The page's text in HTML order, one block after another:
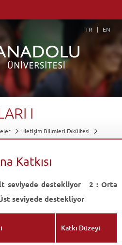
TR EN
I
İletişim Bilimleri Fakültesi
Katkısı
Katkısı
seviyede destekliyor 2 : Orta
seviyede destekliyor
Katkı Düzeyi